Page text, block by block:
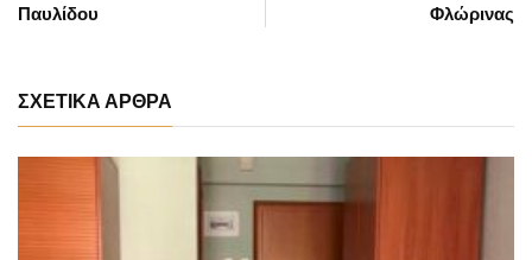
Φλώρινας
Παυλίδου
ΣΧΕΤΙΚΑ ΑΡΘΡΑ